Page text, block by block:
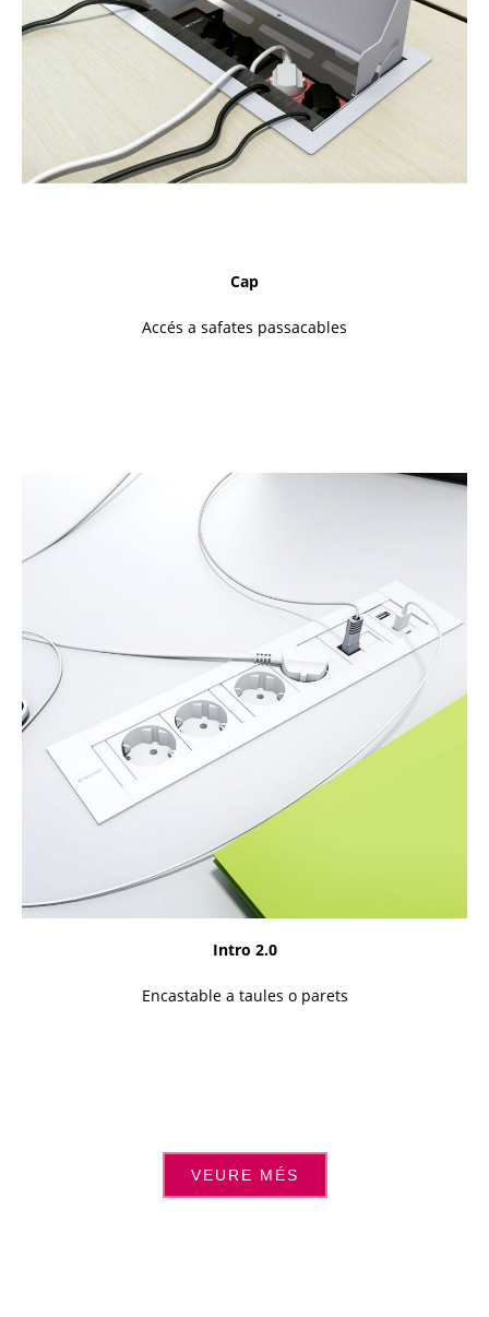
Cap
Accés a safates passacables
Intro 2.0
Encastable a taules o parets
VEURE MÉS